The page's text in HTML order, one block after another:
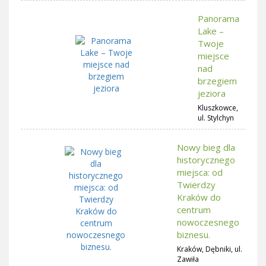
Panorama
Lake –
Twoje
miejsce
nad
brzegiem
jeziora
Kluszkowce,
ul. Stylchyn
Nowy bieg dla
historycznego
miejsca: od
Twierdzy
Kraków do
centrum
nowoczesnego
biznesu.
Kraków, Dębniki, ul.
Zawiła